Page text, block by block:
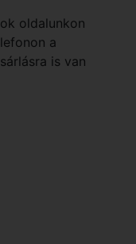
oldalunkon
a
is van